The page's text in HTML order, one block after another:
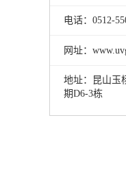
电话：0512-
网址：
地址：昆山玉
期D6-3栋